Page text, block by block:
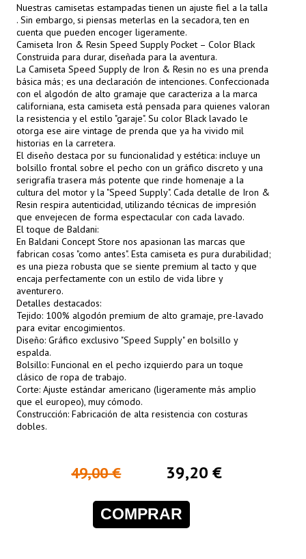
Nuestras camisetas estampadas tienen un ajuste fiel a la talla
. Sin embargo, si piensas meterlas en la secadora, ten en
cuenta que pueden encoger ligeramente.
Camiseta Iron & Resin Speed Supply Pocket – Color Black
Construida para durar, diseñada para la aventura.
La Camiseta Speed Supply de Iron & Resin no es una prenda
básica más; es una declaración de intenciones. Confeccionada
con el algodón de alto gramaje que caracteriza a la marca
californiana, esta camiseta está pensada para quienes valoran
la resistencia y el estilo "garaje". Su color Black lavado le
otorga ese aire vintage de prenda que ya ha vivido mil
historias en la carretera.
El diseño destaca por su funcionalidad y estética: incluye un
bolsillo frontal sobre el pecho con un gráfico discreto y una
serigrafía trasera más potente que rinde homenaje a la
cultura del motor y la "Speed Supply". Cada detalle de Iron &
Resin respira autenticidad, utilizando técnicas de impresión
que envejecen de forma espectacular con cada lavado.
El toque de Baldani:
En Baldani Concept Store nos apasionan las marcas que
fabrican cosas "como antes". Esta camiseta es pura durabilidad;
es una pieza robusta que se siente premium al tacto y que
encaja perfectamente con un estilo de vida libre y
aventurero.
Detalles destacados:
Tejido: 100% algodón premium de alto gramaje, pre-lavado
para evitar encogimientos.
Diseño: Gráfico exclusivo "Speed Supply" en bolsillo y
espalda.
Bolsillo: Funcional en el pecho izquierdo para un toque
clásico de ropa de trabajo.
Corte: Ajuste estándar americano (ligeramente más amplio
que el europeo), muy cómodo.
Construcción: Fabricación de alta resistencia con costuras
dobles.
49,00 € 39,20 €
COMPRAR